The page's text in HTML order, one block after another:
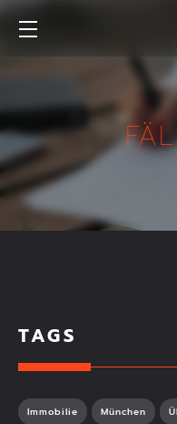
NEUBAU
PROJEKT
Alle Projekte
FLÄCHE
KAUFPREIS
TAGS
Immobilie München